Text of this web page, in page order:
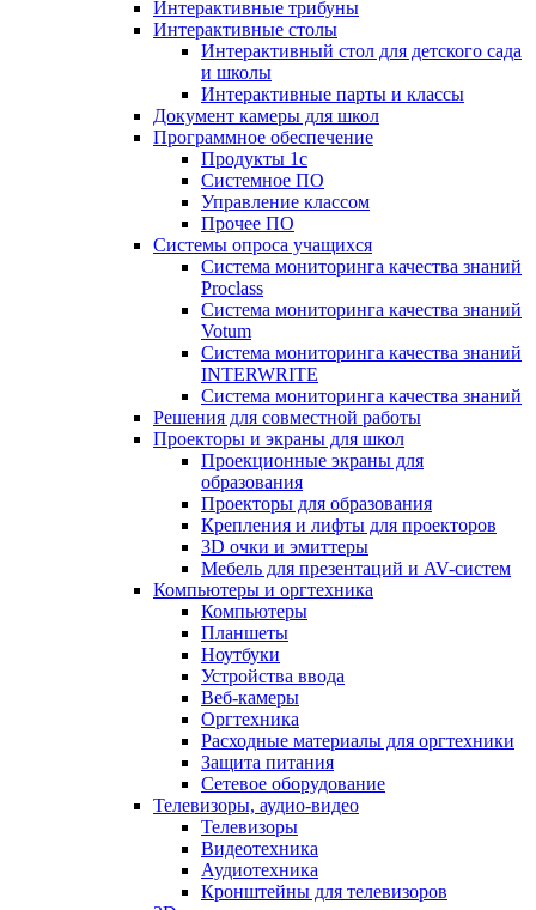
Интерактивные трибуны
Интерактивные столы
Интерактивный стол для детского сада
и школы
Интерактивные парты и классы
Документ камеры для школ
Программное обеспечение
Продукты 1с
Системное ПО
Управление классом
Прочее ПО
Системы опроса учащихся
Система мониторинга качества знаний
Proclass
Система мониторинга качества знаний
Votum
Система мониторинга качества знаний
INTERWRITE
Система мониторинга качества знаний
Решения для совместной работы
Проекторы и экраны для школ
Проекционные экраны для
образования
Проекторы для образования
Крепления и лифты для проекторов
3D очки и эмиттеры
Мебель для презентаций и AV-систем
Компьютеры и оргтехника
Компьютеры
Планшеты
Ноутбуки
Устройства ввода
Веб-камеры
Оргтехника
Расходные материалы для оргтехники
Защита питания
Сетевое оборудование
Телевизоры, аудио-видео
Телевизоры
Видеотехника
Аудиотехника
Кронштейны для телевизоров